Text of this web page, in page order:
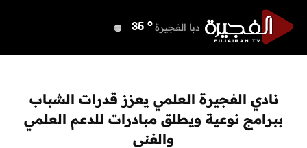
دبا الفجيرة 35 o
أم القيوين 35 o
راس الخيمة 34 o
نادي الفجيرة العلمي يعزز قدرات الشباب
ببرامج نوعية ويطلق مبادرات للدعم العلمي
والفني